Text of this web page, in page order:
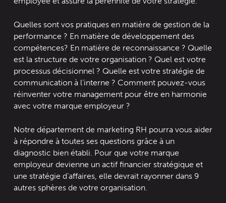
Quelles sont vos pratiques en matière de gestion de la
performance ? En matière de développement des
compétences? En matière de reconnaissance ? Quelle
est la structure de votre organisation ? Quel est votre
processus décisionnel ? Quelle est votre stratégie de
communication à l’interne ? Comment pouvez-vous
réinventer votre management pour être en harmonie
avec votre marque employeur ?
Notre département de marketing RH pourra vous aider
à répondre à toutes ses questions grâce à un
diagnostic bien établi. Pour que votre marque
employeur devienne un actif financier stratégique et
une stratégie d’affaires, elle devrait rayonner dans 9
autres sphères de votre organisation.